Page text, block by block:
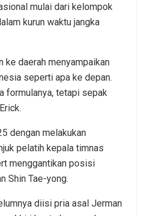
mulai dari kelompok
kurun waktu jangka
ke daerah menyampaikan
seperti apa ke depan.
formulanya, tetapi sepak
dengan melakukan
pelatih kepala timnas
menggantikan posisi
Shin Tae-yong.
diisi pria asal Jerman